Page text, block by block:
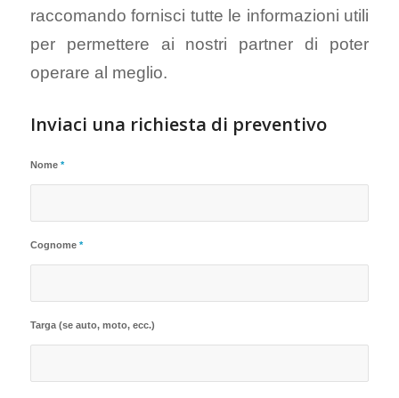
raccomando fornisci tutte le informazioni utili
per permettere ai nostri partner di poter
operare al meglio.
Inviaci una richiesta di preventivo
Nome *
Cognome *
Targa (se auto, moto, ecc.)